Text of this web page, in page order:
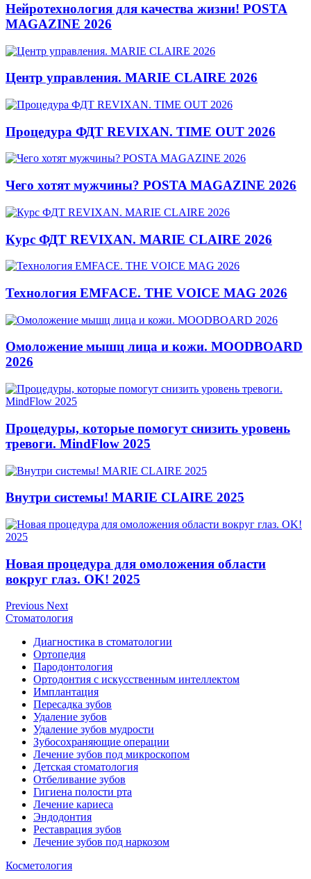
Нейротехнология для качества жизни! POSTA
MAGAZINE 2026
Центр управления. MARIE CLAIRE 2026
Процедура ФДТ REVIXAN. TIME OUT 2026
Чего хотят мужчины? POSTA MAGAZINE 2026
Курс ФДТ REVIXAN. MARIE CLAIRE 2026
Технология EMFACE. THE VOICE MAG 2026
Омоложение мышц лица и кожи. MOODBOARD
2026
Процедуры, которые помогут снизить уровень
тревоги. MindFlow 2025
Внутри системы! MARIE CLAIRE 2025
Новая процедура для омоложения области
вокруг глаз. OK! 2025
Previous Next
Стоматология
Диагностика в стоматологии
Ортопедия
Пародонтология
Ортодонтия с искусственным интеллектом
Имплантация
Пересадка зубов
Удаление зубов
Удаление зубов мудрости
Зубосохраняющие операции
Лечение зубов под микроскопом
Детская стоматология
Отбеливание зубов
Гигиена полости рта
Лечение кариеса
Эндодонтия
Реставрация зубов
Лечение зубов под наркозом
Косметология